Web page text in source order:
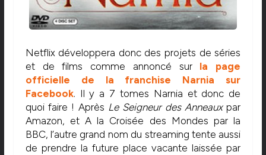
Netflix développera donc des projets de séries
et de films comme annoncé sur la page
officielle de la franchise Narnia sur
Facebook. Il y a 7 tomes Narnia et donc de
quoi faire ! Après Le Seigneur des Anneauxpar
Amazon, et A la Croisée des Mondes par la
BBC, l’autre grand nom du streaming tente aussi
de prendre la future place vacante laissée par